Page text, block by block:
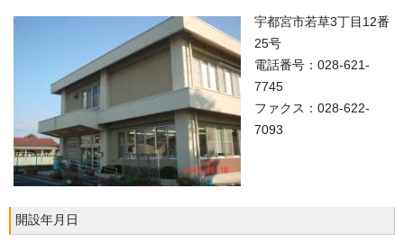
宇都宮市若草3丁目12番
25号
電話番号：028-621-
7745
ファクス：028-622-
7093
開設年月日